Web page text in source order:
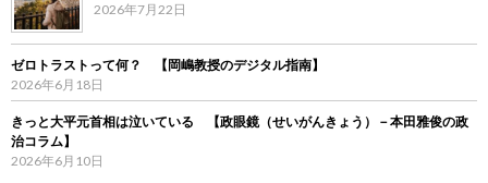
2026年7月22日
ゼロトラストって何？ 【岡嶋教授のデジタル指南】
2026年6月18日
きっと大平元首相は泣いている 【政眼鏡（せいがんきょう）－本田雅俊の政
治コラム】
2026年6月10日